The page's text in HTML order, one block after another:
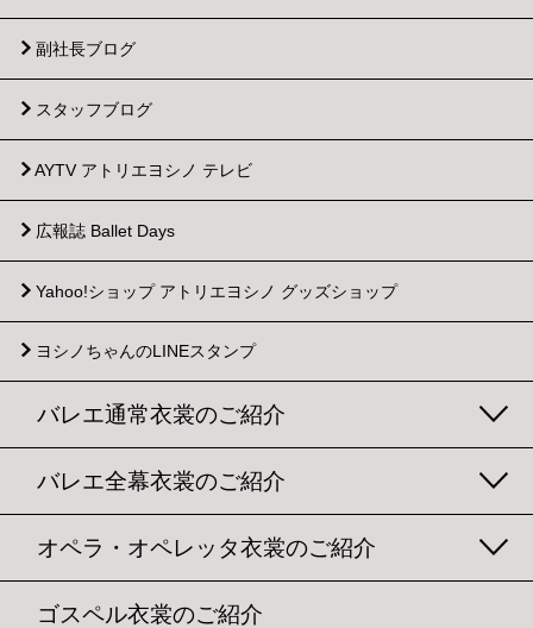
副社長ブログ
スタッフブログ
AYTV アトリエヨシノ テレビ
広報誌 Ballet Days
Yahoo!ショップ アトリエヨシノ グッズショップ
ヨシノちゃんのLINEスタンプ
バレエ通常衣裳のご紹介
バレエ全幕衣裳のご紹介
オペラ・オペレッタ衣裳のご紹介
ゴスペル衣裳のご紹介